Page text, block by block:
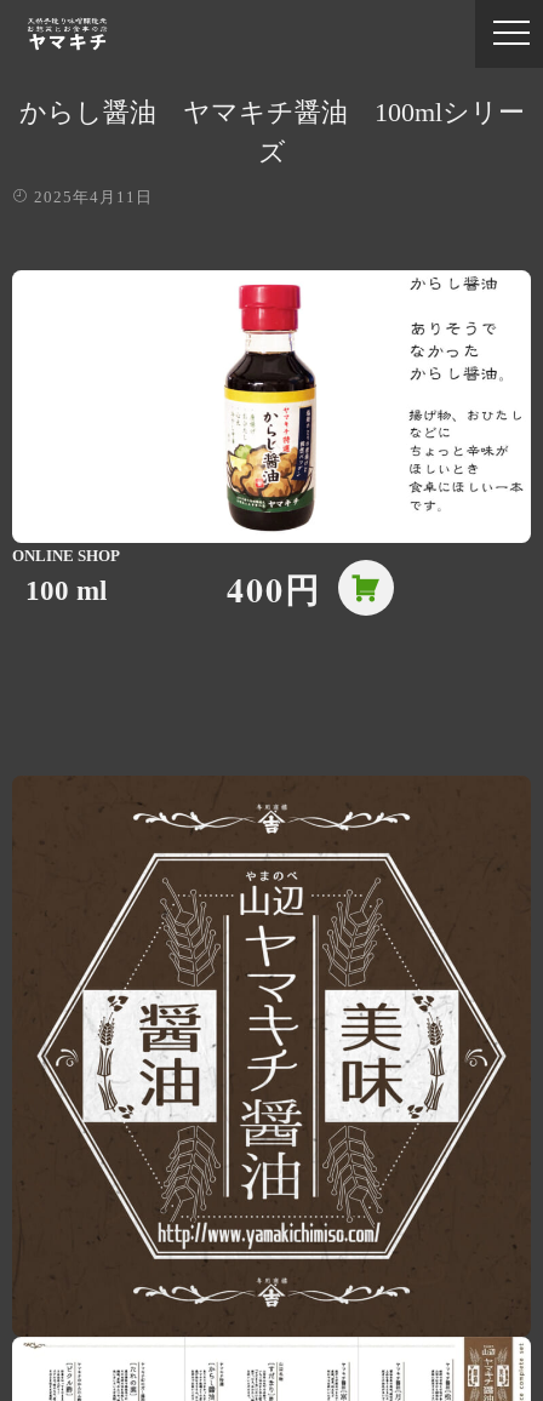
からし醤油 ヤマキチ醤油 100mlシリー
ズ
2025年4月11日
ONLINE SHOP
100 ml 400円